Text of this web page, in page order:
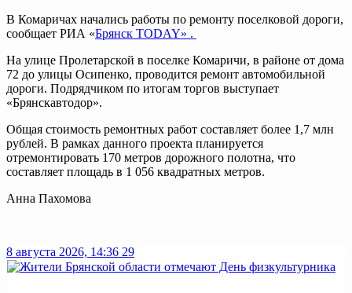
В Комаричах начались работы по ремонту поселковой дороги,
сообщает РИА «Брянск TODAY» .
На улице Пролетарской в поселке Комаричи, в районе от дома
72 до улицы Осипенко, проводится ремонт автомобильной
дороги. Подрядчиком по итогам торгов выступает
«Брянскавтодор».
Общая стоимость ремонтных работ составляет более 1,7 млн
рублей. В рамках данного проекта планируется
отремонтировать 170 метров дорожного полотна, что
составляет площадь в 1 056 квадратных метров.
Анна Пахомова
8 августа 2026, 14:36 29